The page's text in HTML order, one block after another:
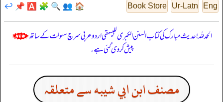
Eng
Ur-Latn
Book Store
🏠
👥
🔍
🧩
🅰️
📌
↩️
الحمدللہ! حدیث مبارک کی کتاب السنن الكبرى للبيهقي اردو عربی سرچ سہولت کے ساتھ
پیش کر دی گئی ہے۔
مصنف ابن ابي شيبه سے متعلقہ